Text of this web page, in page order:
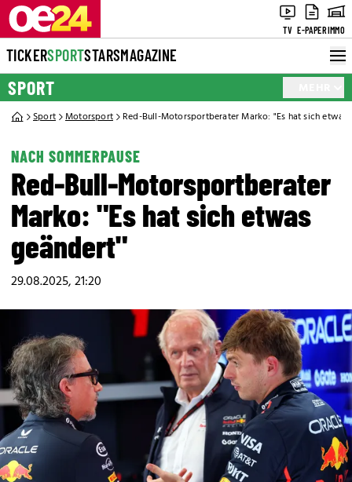
TV E-PAPERIMMO
TICKERSPORTSTARSMAGAZINE
SPORT
Sport Motorsport Red-Bull-Motorsportberater Marko: "Es hat sich etwas
NACH SOMMERPAUSE
Red-Bull-Motorsportberater
Marko: "Es hat sich etwas
geändert"
29.08.2025, 21:20